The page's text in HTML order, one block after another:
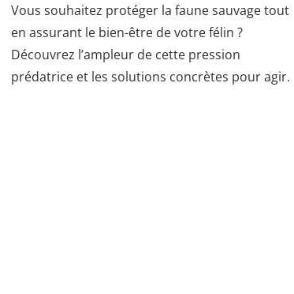
Vous souhaitez protéger la faune sauvage tout
en assurant le bien-être de votre félin ?
Découvrez l’ampleur de cette pression
prédatrice et les solutions concrètes pour agir.